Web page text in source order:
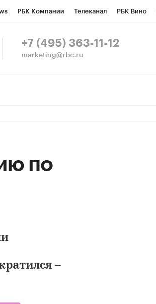
РБК Компании Телеканал РБК Вино
СПб Спецпроекты
+7 (495) 363-11-12
marketing@rbc.ru
по
–